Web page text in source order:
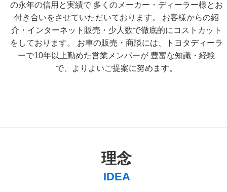
の永年の信用と実績で 多くのメーカー・ディーラー様とお
付き合いをさせていただいております。
お客様からの紹
介・インターネット販売・少人数で徹底的にコストカット
をしております。
お車の販売・商談には、トヨタディーラ
ーで10年以上勤めた営業メンバーが 豊富な知識・経験
で、よりよいご提案に努めます。
理念
IDEA